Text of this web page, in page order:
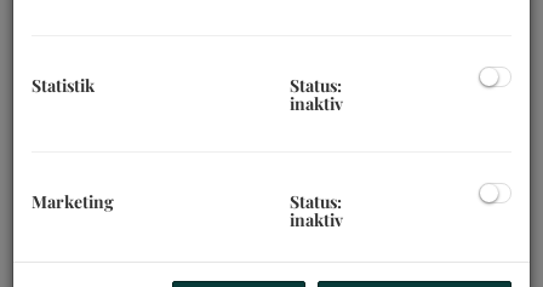
exklusiven Charakter der Immobilie. Empfangen
werden Sie von einem prachtvollem Vestibül und
komfortabel in die Etage der Wohnung gelangt.
Eingangsbereich
Statistik Status:
inaktiv
Marketing Status:
inaktiv